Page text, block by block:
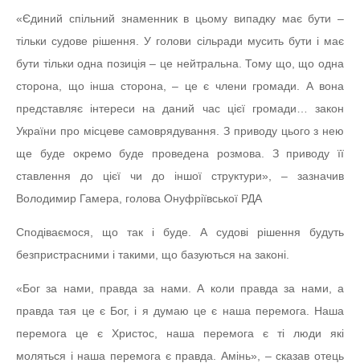
«Єдиний спільний знаменник в цьому випадку має бути –
тільки судове рішення. У голови сільради мусить бути і має
бути тільки одна позиція – це нейтральна. Тому що, що одна
сторона, що інша сторона, – це є члени громади. А вона
представляє інтереси на даний час цієї громади… закон
України про місцеве самоврядування. З приводу цього з нею
ще буде окремо буде проведена розмова. З приводу її
ставлення до цієї чи до іншої структури», – зазначив
Володимир Гамера, голова Онуфріївської РДА
Сподіваємося, що так і буде. А судові рішення будуть
безпристрасними і такими, що базуються на законі.
«Бог за нами, правда за нами. А коли правда за нами, а
правда тая це є Бог, і я думаю це є наша перемога. Наша
перемога це є Христос, наша перемога є ті люди які
моляться і наша перемога є правда. Амінь», – сказав отець